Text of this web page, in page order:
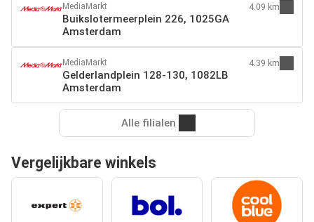
MediaMarkt
Buikslotermeerplein 226, 1025GA
Amsterdam
4.09 km
MediaMarkt
Gelderlandplein 128-130, 1082LB
Amsterdam
4.39 km
Alle filialen
Vergelijkbare winkels